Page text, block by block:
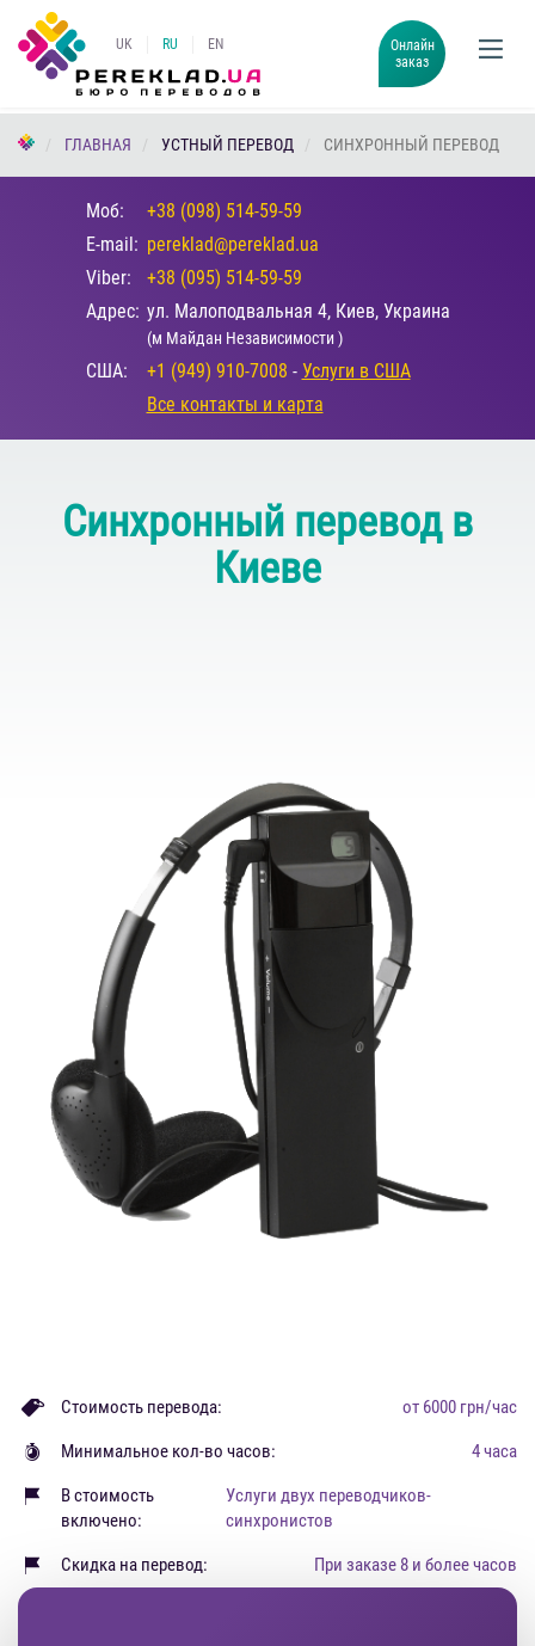
UK RU EN
Онлайн
заказ
ГЛАВНАЯ УСТНЫЙ ПЕРЕВОД СИНХРОННЫЙ ПЕРЕВОД
Моб:
+38 (098) 514-59-59
E-mail: pereklad@pereklad.ua
Viber:
+38 (095) 514-59-59
Адрес: ул. Малоподвальная 4, Киев, Украина
(м Майдан Независимости )
США: +1 (949) 910-7008 - Услуги в США
Все контакты и карта
Синхронный перевод в
Киеве
Стоимость перевода: от 6000 грн/час
Минимальное кол-во часов: 4 часа
В стоимость
включено:
Услуги двух переводчиков-
синхронистов
Скидка на перевод: При заказе 8 и более часов